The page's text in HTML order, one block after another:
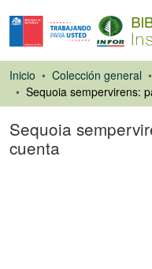
Inicio Colección general
Sequoia
cuenta